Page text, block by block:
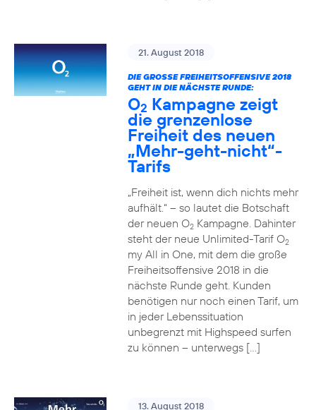
21. August 2018
DIE GROSSE FREIHEITSOFFENSIVE 2018 G
EHT IN DIE NÄCHSTE RUNDE:
O2 Kampagne zeigt
die grenzenlose
Freiheit des neuen
„Mehr-geht-nicht“-
Tarifs
„Freiheit ist, wenn dich nichts mehr
aufhält.“ – so lautet die Botschaft
der neuen O2Kampagne. Dahinter
steht der neue Unlimited-Tarif O2
my All in One, mit dem die große
Freiheitsoffensive 2018 in die
nächste Runde geht. Kunden
benötigen nur noch einen Tarif, um
in jeder Lebenssituation
unbegrenzt mit Highspeed surfen
zu können – unterwegs […]
13. August 2018